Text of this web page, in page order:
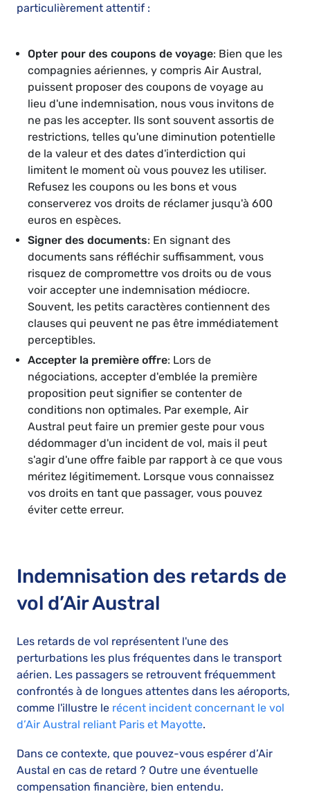
particulièrement attentif :
Opter pour des coupons de voyage: Bien que les
compagnies aériennes, y compris Air Austral,
puissent proposer des coupons de voyage au
lieu d'une indemnisation, nous vous invitons de
ne pas les accepter. Ils sont souvent assortis de
restrictions, telles qu'une diminution potentielle
de la valeur et des dates d'interdiction qui
limitent le moment où vous pouvez les utiliser.
Refusez les coupons ou les bons et vous
conserverez vos droits de réclamer jusqu'à 600
euros en espèces.
Signer des documents: En signant des
documents sans réfléchir suffisamment, vous
risquez de compromettre vos droits ou de vous
voir accepter une indemnisation médiocre.
Souvent, les petits caractères contiennent des
clauses qui peuvent ne pas être immédiatement
perceptibles.
Accepter la première offre: Lors de
négociations, accepter d'emblée la première
proposition peut signifier se contenter de
conditions non optimales. Par exemple, Air
Austral peut faire un premier geste pour vous
dédommager d'un incident de vol, mais il peut
s'agir d'une offre faible par rapport à ce que vous
méritez légitimement. Lorsque vous connaissez
vos droits en tant que passager, vous pouvez
éviter cette erreur.
Indemnisation des retards de
vol d’Air Austral
Les retards de vol représentent l'une des
perturbations les plus fréquentes dans le transport
aérien. Les passagers se retrouvent fréquemment
confrontés à de longues attentes dans les aéroports,
comme l'illustre le récent incident concernant le vol
d’Air Austral reliant Paris et Mayotte.
Dans ce contexte, que pouvez-vous espérer d’Air
Austal en cas de retard ? Outre une éventuelle
compensation financière, bien entendu.